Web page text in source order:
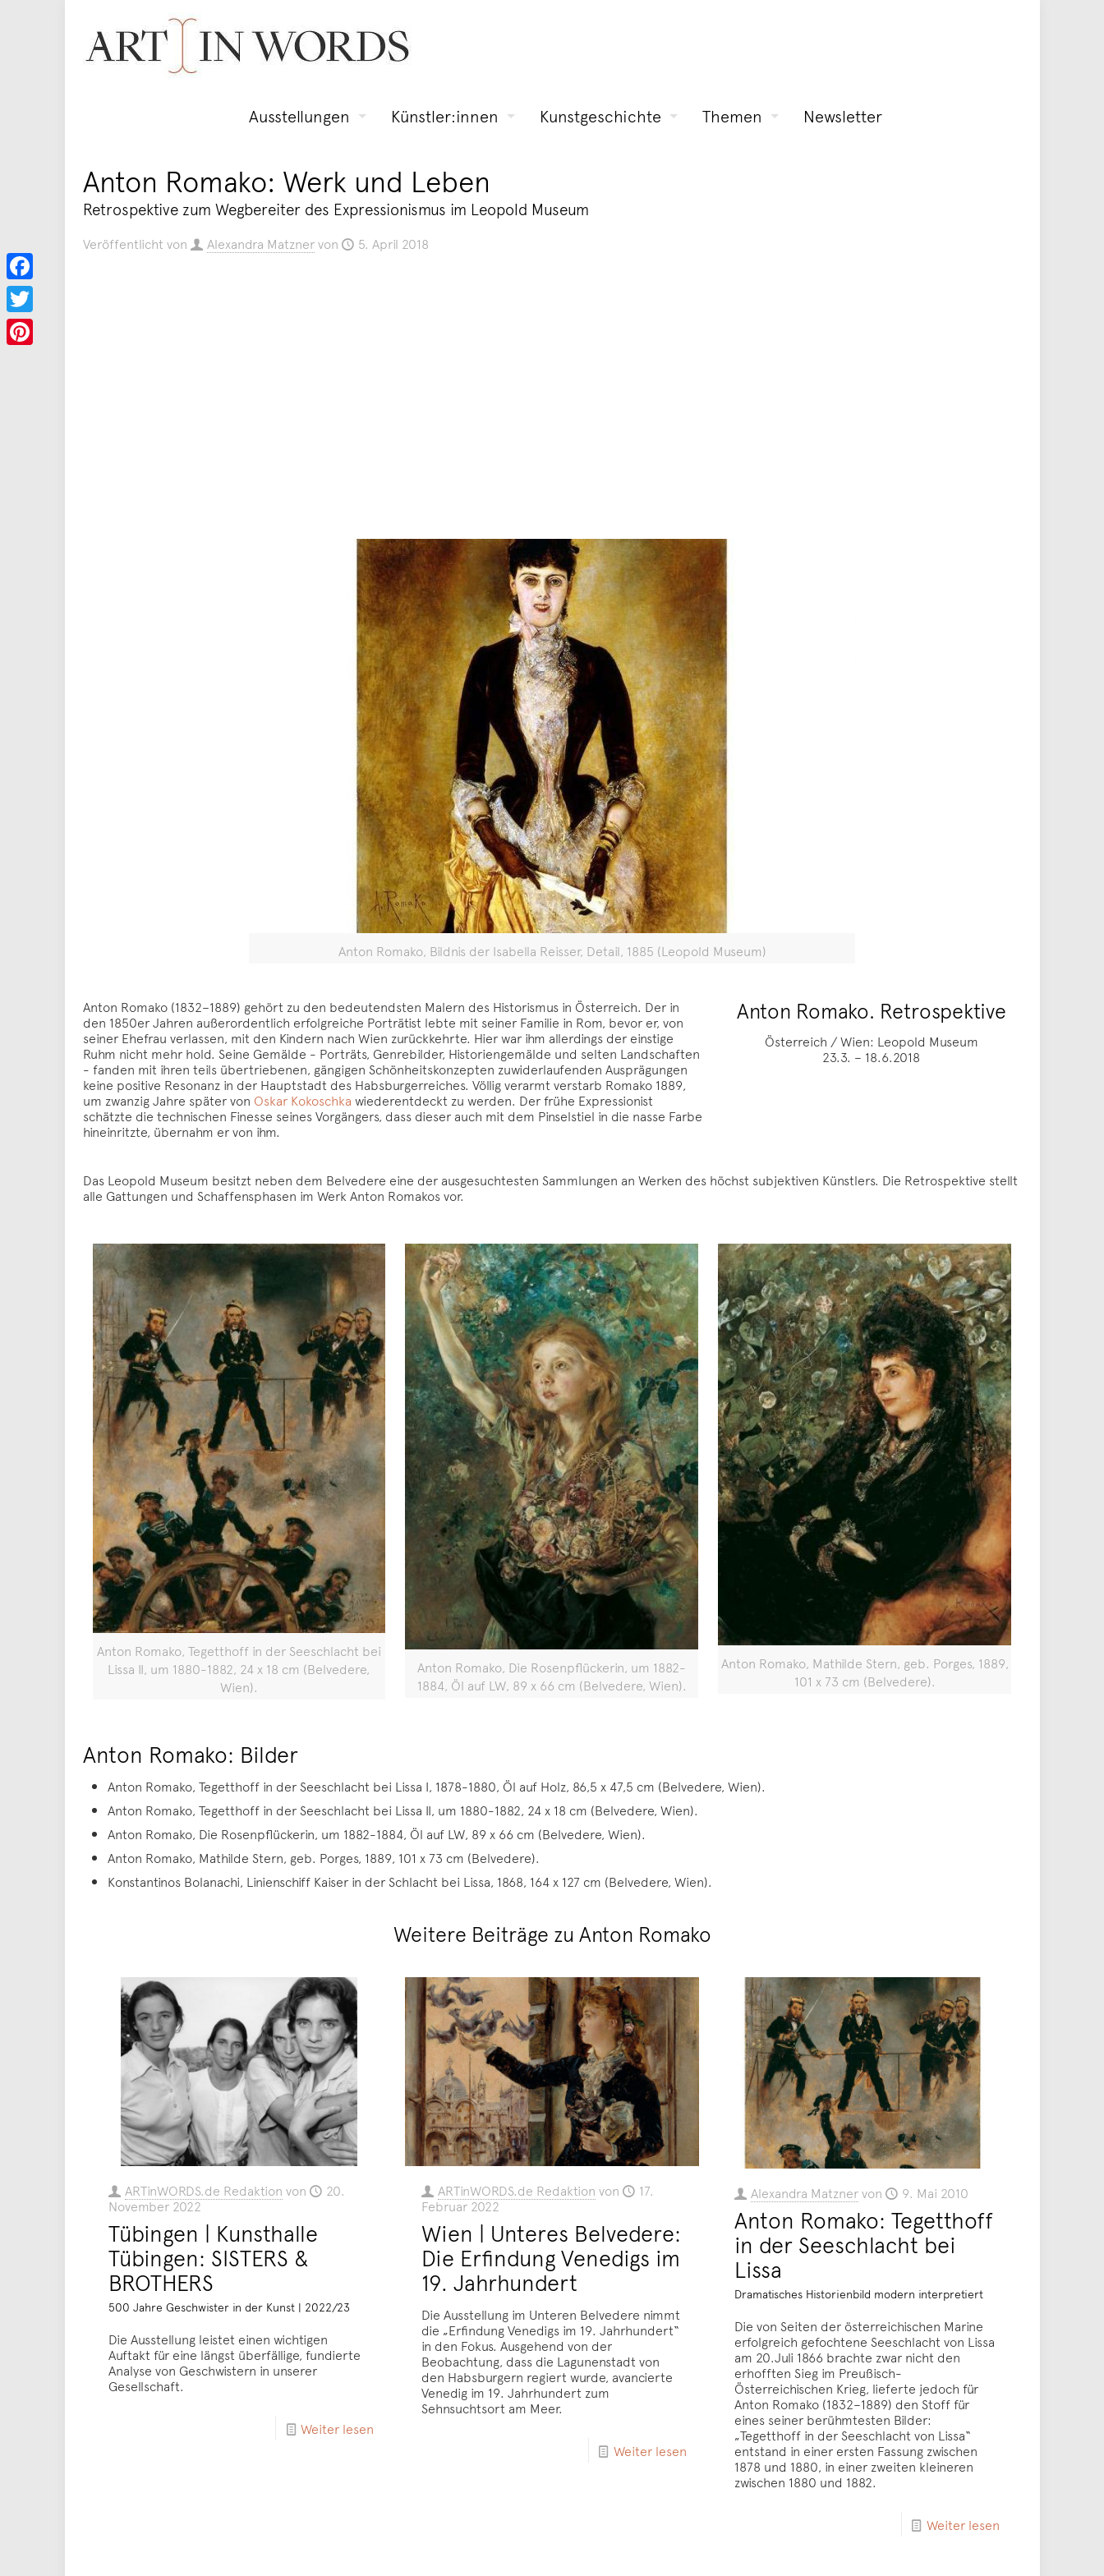
Ausstellungen Künstler:innen Kunstgeschichte Themen Newsletter
Anton Romako: Werk und Leben
Retrospektive zum Wegbereiter des Expressionismus im Leopold Museum
Veröffentlicht von Alexandra Matzner von 5. April 2018
Anton Romako, Bildnis der Isabella Reisser, Detail, 1885 (Leopold Museum)
Anton Romako (1832–1889) gehört zu den bedeutendsten Malern des Historismus in Österreich. Der in
den 1850er Jahren außerordentlich erfolgreiche Porträtist lebte mit seiner Familie in Rom, bevor er, von
seiner Ehefrau verlassen, mit den Kindern nach Wien zurückkehrte. Hier war ihm allerdings der einstige
Ruhm nicht mehr hold. Seine Gemälde - Porträts, Genrebilder, Historiengemälde und selten Landschaften
- fanden mit ihren teils übertriebenen, gängigen Schönheitskonzepten zuwiderlaufenden Ausprägungen
keine positive Resonanz in der Hauptstadt des Habsburgerreiches. Völlig verarmt verstarb Romako 1889,
um zwanzig Jahre später von Oskar Kokoschka wiederentdeckt zu werden. Der frühe Expressionist
schätzte die technischen Finesse seines Vorgängers, dass dieser auch mit dem Pinselstiel in die nasse Farbe
hineinritzte, übernahm er von ihm.
Anton Romako. Retrospektive
Österreich / Wien: Leopold Museum
23.3. – 18.6.2018
Das Leopold Museum besitzt neben dem Belvedere eine der ausgesuchtesten Sammlungen an Werken des höchst subjektiven Künstlers. Die Retrospektive stellt
alle Gattungen und Schaffensphasen im Werk Anton Romakos vor.
Anton Romako, Tegetthoff in der Seeschlacht bei
Lissa II, um 1880-1882, 24 x 18 cm (Belvedere,
Wien).
Anton Romako, Die Rosenpflückerin, um 1882-
1884, Öl auf LW, 89 x 66 cm (Belvedere, Wien).
Anton Romako, Mathilde Stern, geb. Porges, 1889,
101 x 73 cm (Belvedere).
Anton Romako: Bilder
Anton Romako, Tegetthoff in der Seeschlacht bei Lissa I, 1878-1880, Öl auf Holz, 86,5 x 47,5 cm (Belvedere, Wien).
Anton Romako, Tegetthoff in der Seeschlacht bei Lissa II, um 1880-1882, 24 x 18 cm (Belvedere, Wien).
Anton Romako, Die Rosenpflückerin, um 1882-1884, Öl auf LW, 89 x 66 cm (Belvedere, Wien).
Anton Romako, Mathilde Stern, geb. Porges, 1889, 101 x 73 cm (Belvedere).
Konstantinos Bolanachi, Linienschiff Kaiser in der Schlacht bei Lissa, 1868, 164 x 127 cm (Belvedere, Wien).
Weitere Beiträge zu Anton Romako
ARTinWORDS.de Redaktion von
20.
November 2022
Tübingen | Kunsthalle
Tübingen: SISTERS &
BROTHERS
500 Jahre Geschwister in der Kunst | 2022/23
Die Ausstellung leistet einen wichtigen
Auftakt für eine längst überfällige, fundierte
Analyse von Geschwistern in unserer
Gesellschaft.
Weiter lesen
ARTinWORDS.de Redaktion von
17.
Februar 2022
Wien | Unteres Belvedere:
Die Erfindung Venedigs im
19. Jahrhundert
Die Ausstellung im Unteren Belvedere nimmt
die „Erfindung Venedigs im 19. Jahrhundert“
in den Fokus. Ausgehend von der
Beobachtung, dass die Lagunenstadt von
den Habsburgern regiert wurde, avancierte
Venedig im 19. Jahrhundert zum
Sehnsuchtsort am Meer.
Weiter lesen
Alexandra Matznervon 9. Mai 2010
Anton Romako: Tegetthoff
in der Seeschlacht bei
Lissa
Dramatisches Historienbild modern interpretiert
Die von Seiten der österreichischen Marine
erfolgreich gefochtene Seeschlacht von Lissa
am 20.Juli 1866 brachte zwar nicht den
erhofften Sieg im Preußisch-
Österreichischen Krieg, lieferte jedoch für
Anton Romako (1832–1889) den Stoff für
eines seiner berühmtesten Bilder:
„Tegetthoff in der Seeschlacht von Lissa“
entstand in einer ersten Fassung zwischen
1878 und 1880, in einer zweiten kleineren
zwischen 1880 und 1882.
Weiter lesen
Facebook
Twitter